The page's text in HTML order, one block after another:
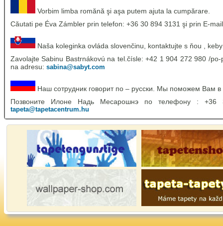
Vorbim limba romănă şi aşa putem ajuta la cumpărare.
Căutati pe Éva Zámbler prin telefon: +36 30 894 3131 şi prin E-
Naša koleginka ovláda slovenčinu, kontaktujte s ňou ,
Zavolajte Sabinu Bastrnákovú na tel.čísle: +42 1 904 272 980 /
na adresu: sabina@sabyt.com
Наш сотрудник говорит по – русски. Мы поможем Вам
Позвоните Илоне Надь Месарошнэ по телефону :
tapeta@tapetacentrum.hu